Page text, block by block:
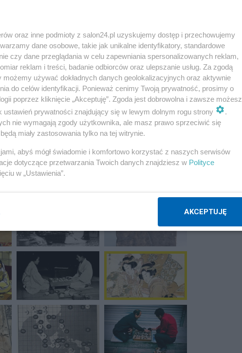
oraz inne podmioty z salon24.pl uzyskujemy dostęp i przechowujemy
dane osobowe, takie jak unikalne identyfikatory, standardowe
czy dane przeglądania w celu zapewniania spersonalizowanych reklam,
reklam i treści, badanie odbiorców oraz ulepszanie usług. Za zgodą
używać dokładnych danych geolokalizacyjnych oraz aktywnie
do celów identyfikacji. Ponieważ cenimy Twoją prywatność, prosimy o
poprzez kliknięcie „Akceptuję”. Zgoda jest dobrowolna i zawsze możesz
prywatności znajdujący się w lewym dolnym rogu strony
.
nie wymagają zgody użytkownika, ale masz prawo sprzeciwić się
miały zastosowania tylko na tej witrynie.
abyś mógł świadomie i komfortowo korzystać z naszych serwisów
dotyczące przetwarzania Twoich danych znajdziesz w Polityce
w „Ustawienia”.
AKCEPTUJĘ